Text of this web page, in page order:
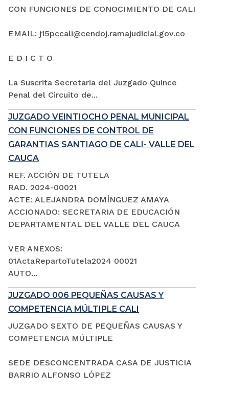
CON FUNCIONES DE CONOCIMIENTO DE CALI
EMAIL: j15pccali@cendoj.ramajudicial.gov.co
E D I C T O
La Suscrita Secretaria del Juzgado Quince
Penal del Circuito de...
JUZGADO VEINTIOCHO PENAL MUNICIPAL
CON FUNCIONES DE CONTROL DE
GARANTIAS SANTIAGO DE CALI- VALLE DEL
CAUCA
REF. ACCIÓN DE TUTELA
RAD. 2024-00021
ACTE: ALEJANDRA DOMÍNGUEZ AMAYA
ACCIONADO: SECRETARIA DE EDUCACIÓN
DEPARTAMENTAL DEL VALLE DEL CAUCA
VER ANEXOS:
01ActaRepartoTutela2024 00021
AUTO...
JUZGADO 006 PEQUEÑAS CAUSAS Y
COMPETENCIA MÚLTIPLE CALI
JUZGADO SEXTO DE PEQUEÑAS CAUSAS Y
COMPETENCIA MÚLTIPLE
SEDE DESCONCENTRADA CASA DE JUSTICIA
BARRIO ALFONSO LÓPEZ